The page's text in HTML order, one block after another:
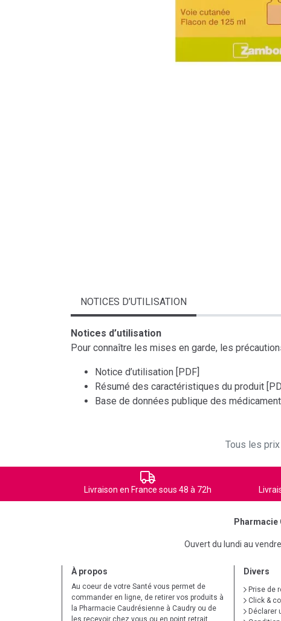
NOTICES D’UTILISATION
Notices d’utilisation
Pour connaître les mises en garde, les
Notice d’utilisation [PDF]
Résumé des caractéristiques du produit
Base de données publique des
Tous les
Livraison en France sous 48 à 72h
Pharmacie
Ouvert du lundi au
À propos
Au coeur de votre Santé vous permet de
commander en ligne, de retirer vos produits à
la Pharmacie Caudrésienne à Caudry ou de
les recevoir chez vous ou en point retrait
Divers
Prise de
Click &
Déclarer